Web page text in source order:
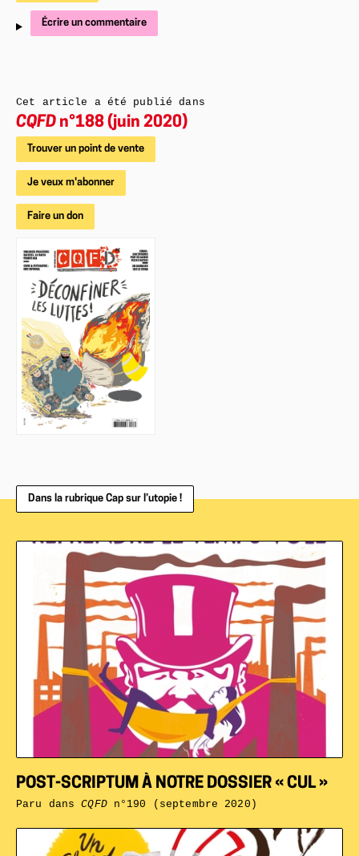
Écrire un commentaire
Cet article a été publié dans
CQFD n°188 (juin 2020)
Trouver un point de vente
Je veux m'abonner
Faire un don
Dans la rubrique Cap sur l’utopie !
POST-SCRIPTUM À NOTRE DOSSIER « CUL »
Paru dansCQFDn°190 (septembre 2020)